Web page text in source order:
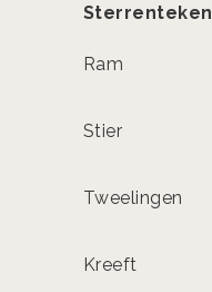
Sterrenteken
Ram
Stier
Tweelingen
Kreeft